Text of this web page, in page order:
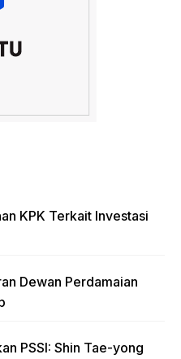
KPK Terkait Investasi
Dewan Perdamaian
PSSI: Shin Tae-yong